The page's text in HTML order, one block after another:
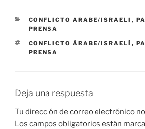
CATEGORÍAS
CONFLICTO ARABE/ISRAELI ,
PRENSA
ETIQUETAS
CONFLICTO ÁRABE/ISRAELÍ ,
PRENSA
Deja una respuesta
Tu dirección de correo electrónico
Los campos obligatorios están